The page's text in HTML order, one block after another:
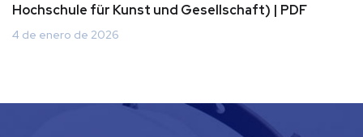
Hochschule für Kunst und Gesellschaft) | PDF
4 de enero de 2026